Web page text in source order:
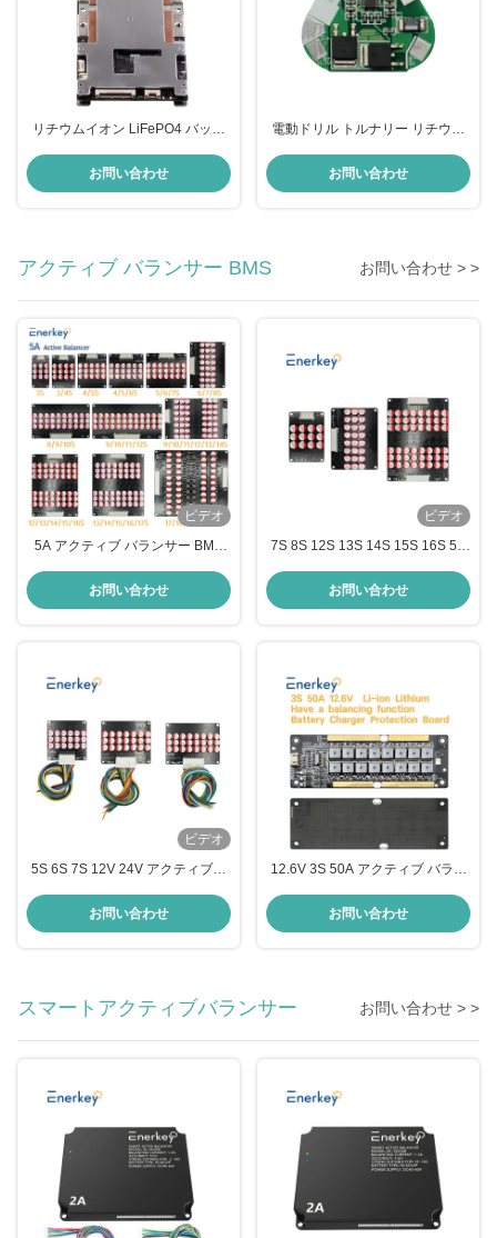
リチウムイオン LiFePO4 バッテ
RS232 RS422 RS485 CAN
お問い合わせ
電動ドリル トルナリー リチウム
電流 60A
お問い合わせ
アクティブ バランサー BMS お問い合わせ > >
ビデオ
5A アクティブ バランサー BMS
Lifepo4 LTO リチウム電池均衡器
お問い合わせ
ビデオ
7S 8S 12S 13S 14S 15S 16S 5A
ド 緊急電源
お問い合わせ
ビデオ
5S 6S 7S 12V 24V アクティブバ
LFP / リチウム電池保護板
お問い合わせ
12.6V 3S 50A アクティブ バラン
ッテリー パック
お問い合わせ
スマートアクティブバランサー お問い合わせ > >